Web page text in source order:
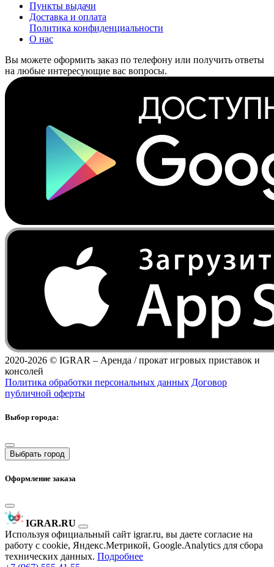
Пункты выдачи
Доставка и оплата
Политика конфиденциальности
О нас
Вы можете оформить заказ по телефону или получить ответы
на любые интересующие вас вопросы.
2020-2026 © IGRAR – Аренда / прокат игровых приставок и
консолей
Политика обработки персональных данных Договор
публичной оферты
Выбор города:
Выбрать город
Оформление заказа
IGRAR.RU
Используя официальный сайт igrar.ru, вы даете согласие на
работу с cookie, Яндекс.Метрикой, Google.Analytics для сбора
технических данных. Подробнее